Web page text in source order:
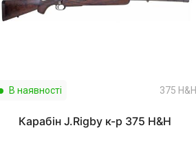
В наявності 375 H&H
Карабін J.Rigby к-р 375 H&H